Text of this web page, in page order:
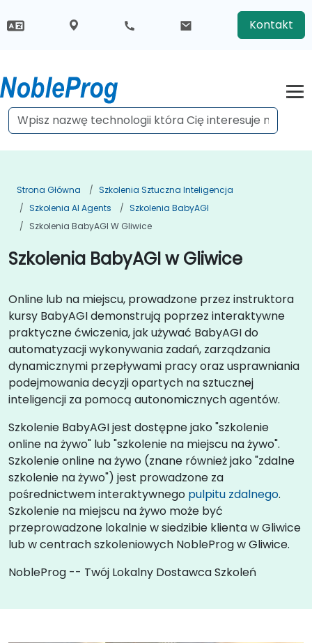
Kontakt
Strona Główna
Szkolenia Sztuczna Inteligencja
Szkolenia AI Agents
Szkolenia BabyAGI
Szkolenia BabyAGI W Gliwice
Szkolenia BabyAGI w Gliwice
Online lub na miejscu, prowadzone przez instruktora
kursy BabyAGI demonstrują poprzez interaktywne
praktyczne ćwiczenia, jak używać BabyAGI do
automatyzacji wykonywania zadań, zarządzania
dynamicznymi przepływami pracy oraz usprawniania
podejmowania decyzji opartych na sztucznej
inteligencji za pomocą autonomicznych agentów.
Szkolenie BabyAGI jest dostępne jako "szkolenie
online na żywo" lub "szkolenie na miejscu na żywo".
Szkolenie online na żywo (znane również jako "zdalne
szkolenie na żywo") jest prowadzone za
pośrednictwem interaktywnego pulpitu zdalnego.
Szkolenie na miejscu na żywo może być
przeprowadzone lokalnie w siedzibie klienta w Gliwice
lub w centrach szkoleniowych NobleProg w Gliwice.
NobleProg -- Twój Lokalny Dostawca Szkoleń